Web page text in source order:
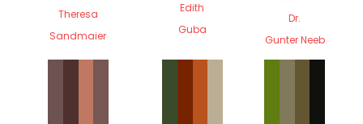
Theresa
Sandmaier
Edith
Guba
Dr.
Gunter Neeb